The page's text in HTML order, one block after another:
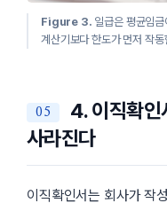
Figure 3. 일급은 평균임
계산기보다 한도가 먼저 작동
4. 이직확인
사라진다
이직확인서는 회사가 작